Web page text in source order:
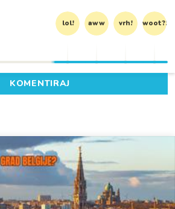
lol! aww vrh! woot?!
KOMENTIRAJ